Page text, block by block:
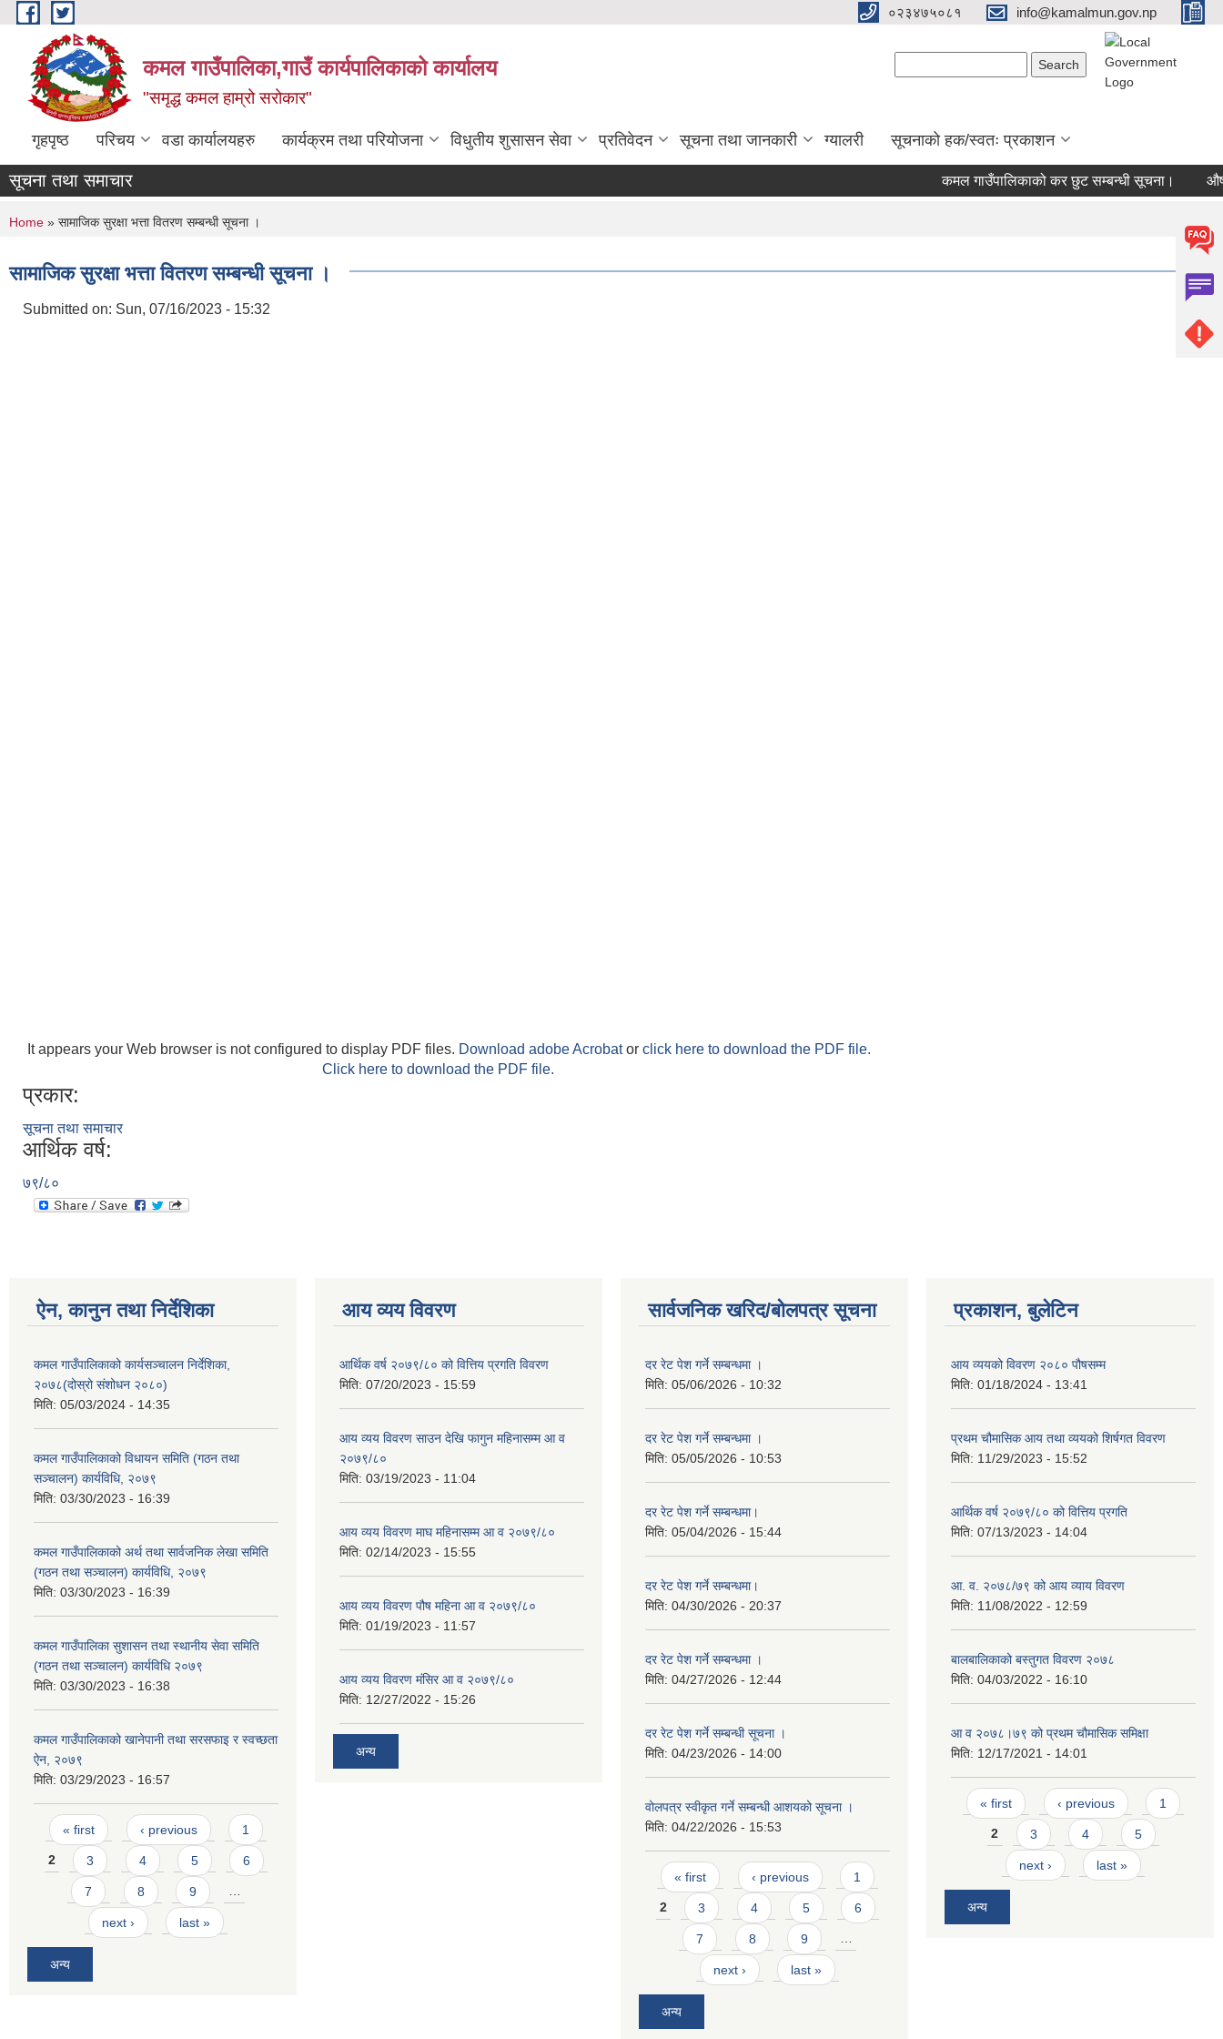
Skip to main content ०२३४७५०८१ info@kamalmun.gov.np
कमल गाउँपालिका,गाउँ कार्यपालिकाको कार्यालय
"समृद्ध कमल हाम्रो सरोकार"
गृहपृष्ठ परिचय वडा कार्यालयहरु कार्यक्रम तथा परियोजना विधुतीय शुसासन सेवा प्रतिवेदन सूचना तथा जानकारी ग्यालरी सूचनाको हक/स्वतः प्रकाशन
सूचना तथा समाचार कमल गाउँपालिकाको कर छुट सम्बन्धी सूचना।
You are here
Home » सामाजिक सुरक्षा भत्ता वितरण सम्बन्धी सूचना ।
सामाजिक सुरक्षा भत्ता वितरण सम्बन्धी सूचना ।
Submitted on: Sun, 07/16/2023 - 15:32
It appears your Web browser is not configured to display PDF files. Download adobe Acrobator click here to download the PDF file.
Click here to download the PDF file.
प्रकार:
सूचना तथा समाचार
आर्थिक वर्ष:
७९/८०
ऐन, कानुन तथा निर्देशिका
कमल गाउँपालिकाको कार्यसञ्चालन निर्देशिका,
२०७८(दोस्रो संशोधन २०८०)
मिति: 05/03/2024 - 14:35
कमल गाउँपालिकाको विधायन समिति (गठन तथा
सञ्चालन) कार्यविधि, २०७९
मिति: 03/30/2023 - 16:39
कमल गाउँपालिकाको अर्थ तथा सार्वजनिक लेखा समिति
(गठन तथा सञ्चालन) कार्यविधि, २०७९
मिति: 03/30/2023 - 16:39
कमल गाउँपालिका सुशासन तथा स्थानीय सेवा समिति
(गठन तथा सञ्चालन) कार्यविधि २०७९
मिति: 03/30/2023 - 16:38
कमल गाउँपालिकाको खानेपानी तथा सरसफाइ र स्वच्छता
ऐन, २०७९
मिति: 03/29/2023 - 16:57
Pages
« first ‹ previous 1
2 3 4 5 6
7 8 9 …
next › last »
अन्य
आय व्यय विवरण
आर्थिक वर्ष २०७९/८० को वित्तिय प्रगति विवरण
मिति: 07/20/2023 - 15:59
आय व्यय विवरण साउन देखि फागुन महिनासम्म आ व
२०७९/८०
मिति: 03/19/2023 - 11:04
आय व्यय विवरण माघ महिनासम्म आ व २०७९/८०
मिति: 02/14/2023 - 15:55
आय व्यय विवरण पौष महिना आ व २०७९/८०
मिति: 01/19/2023 - 11:57
आय व्यय विवरण मंसिर आ व २०७९/८०
मिति: 12/27/2022 - 15:26
अन्य
सार्वजनिक खरिद/बोलपत्र सूचना
दर रेट पेश गर्ने सम्बन्धमा ।
मिति: 05/06/2026 - 10:32
दर रेट पेश गर्ने सम्बन्धमा ।
मिति: 05/05/2026 - 10:53
दर रेट पेश गर्ने सम्बन्धमा।
मिति: 05/04/2026 - 15:44
दर रेट पेश गर्ने सम्बन्धमा।
मिति: 04/30/2026 - 20:37
दर रेट पेश गर्ने सम्बन्धमा ।
मिति: 04/27/2026 - 12:44
दर रेट पेश गर्ने सम्बन्धी सूचना ।
मिति: 04/23/2026 - 14:00
वोलपत्र स्वीकृत गर्ने सम्बन्धी आशयको सूचना ।
मिति: 04/22/2026 - 15:53
Pages
« first ‹ previous 1
2 3 4 5 6
7 8 9 …
next › last »
अन्य
प्रकाशन, बुलेटिन
आय व्ययको विवरण २०८० पौषसम्म
मिति: 01/18/2024 - 13:41
प्रथम चौमासिक आय तथा व्ययको शिर्षगत विवरण
मिति: 11/29/2023 - 15:52
आर्थिक वर्ष २०७९/८० को वित्तिय प्रगति
मिति: 07/13/2023 - 14:04
आ. व. २०७८/७९ को आय व्याय विवरण
मिति: 11/08/2022 - 12:59
बालबालिकाको बस्तुगत विवरण २०७८
मिति: 04/03/2022 - 16:10
आ व २०७८।७९ को प्रथम चौमासिक समिक्षा
मिति: 12/17/2021 - 14:01
Pages
« first ‹ previous 1
2 3 4 5
next › last »
अन्य